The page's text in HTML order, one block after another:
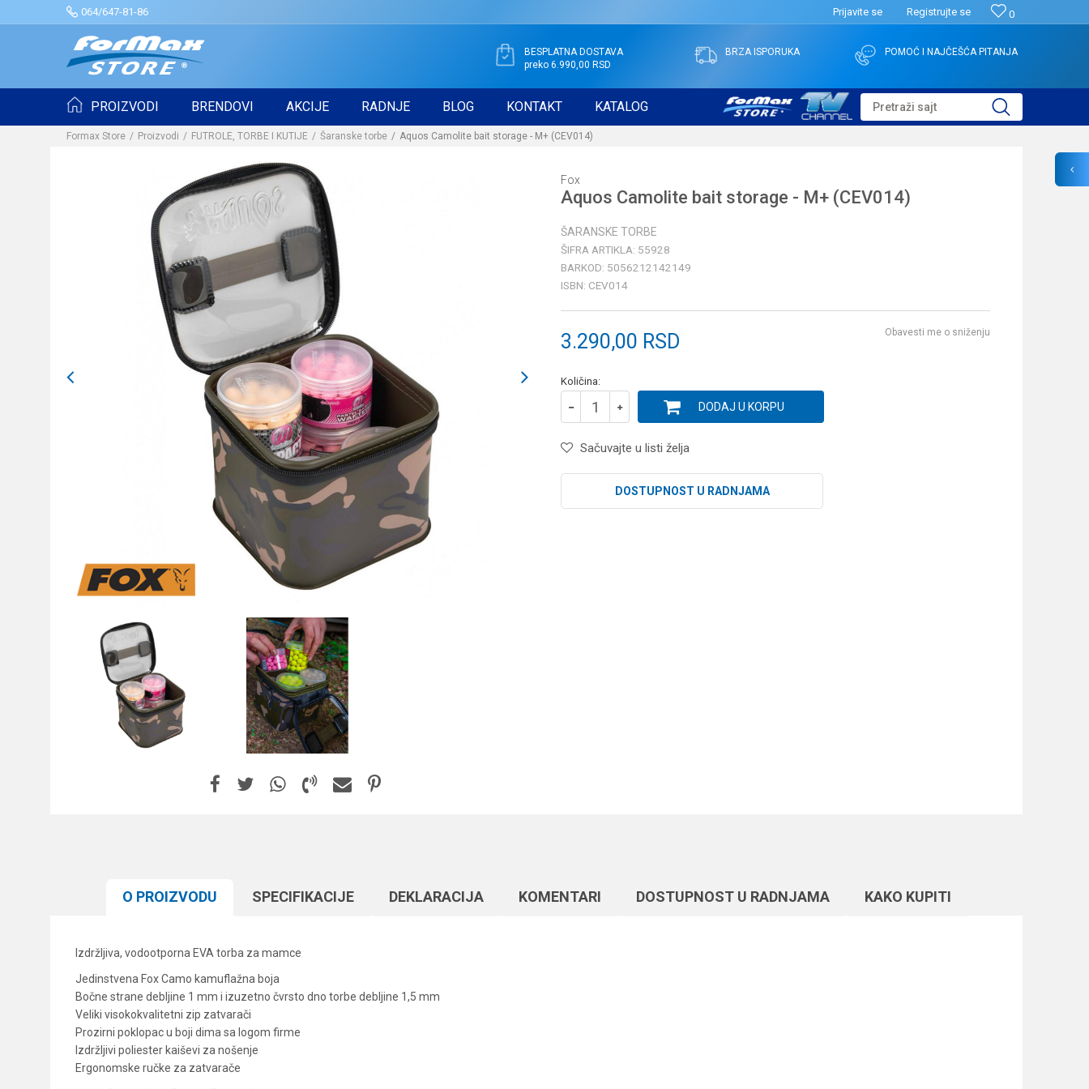
064/647-81-86 0
Prijavite se Registrujte se
BESPLATNA DOSTAVA
preko 6.990,00 RSD
BRZA ISPORUKA POMOĆ I NAJČEŠĆA PITANJA
PROIZVODI BRENDOVI AKCIJE RADNJE BLOG KONTAKT KATALOG Pretraži sajt
Formax Store Proizvodi FUTROLE, TORBE I KUTIJE Šaranske torbe Aquos Camolite bait storage - M+ (CEV014)
Fox
Aquos Camolite bait storage - M+ (CEV014)
ŠARANSKE TORBE
ŠIFRA ARTIKLA: 55928
BARKOD: 5056212142149
ISBN: CEV014
3.290,00 RSD Obavesti me o sniženju
Količina:
DODAJ U KORPU
Sačuvajte u listi želja
DOSTUPNOST U RADNJAMA
O PROIZVODU SPECIFIKACIJЕ DEKLARACIJA KOMENTARI DOSTUPNOST U RADNJAMA KAKO KUPITI
Izdržljiva, vodootporna EVA torba za mamce
Jedinstvena Fox Camo kamuflažna boja
Bočne strane debljine 1 mm i izuzetno čvrsto dno torbe debljine 1,5 mm
Veliki visokokvalitetni zip zatvarači
Prozirni poklopac u boji dima sa logom firme
Izdržljivi poliester kaiševi za nošenje
Ergonomske ručke za zatvarače